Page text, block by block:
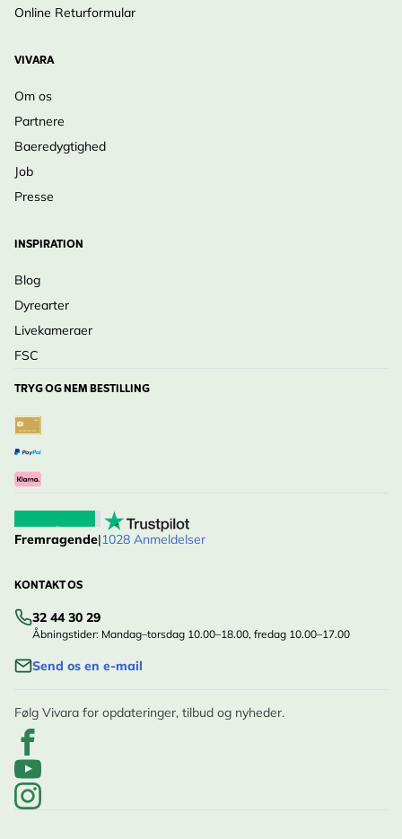
Online Returformular
VIVARA
Om os
Partnere
Baeredygtighed
Job
Presse
INSPIRATION
Blog
Dyrearter
Livekameraer
FSC
TRYG OG NEM BESTILLING
Fremragende|1028 Anmeldelser
KONTAKT OS
32 44 30 29
Åbningstider: Mandag–torsdag 10.00–18.00, fredag 10.00–17.00
Send os en e-mail
Følg Vivara for opdateringer, tilbud og nyheder.